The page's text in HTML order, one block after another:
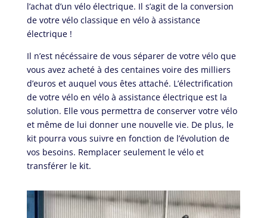
l’achat d’un vélo électrique. Il s’agit de la conversion
de votre vélo classique en vélo à assistance
électrique !
Il n’est nécéssaire de vous séparer de votre vélo que
vous avez acheté à des centaines voire des milliers
d’euros et auquel vous êtes attaché. L’électrification
de votre vélo en vélo à assistance électrique est la
solution. Elle vous permettra de conserver votre vélo
et même de lui donner une nouvelle vie. De plus, le
kit pourra vous suivre en fonction de l’évolution de
vos besoins. Remplacer seulement le vélo et
transférer le kit.